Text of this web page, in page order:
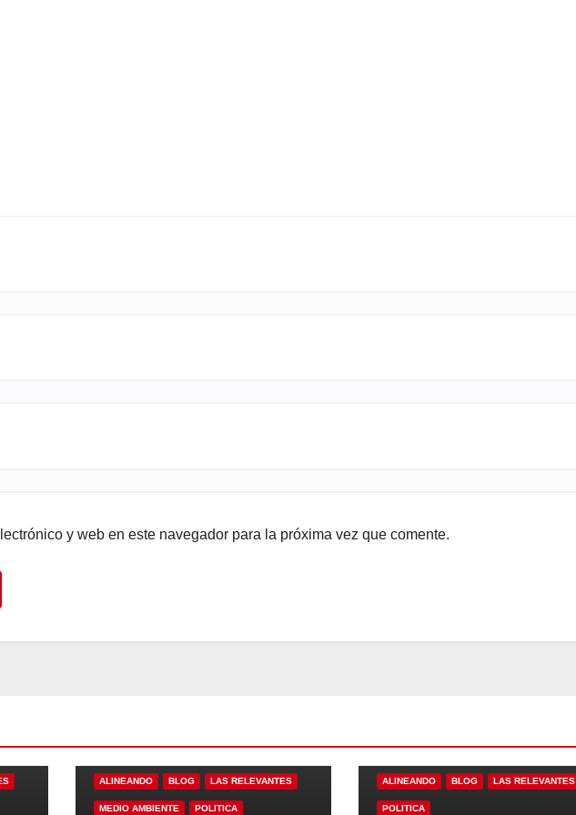
y web en este navegador para la próxima vez que comente.
ALINEANDO BLOG LAS RELEVANTES
MEDIO AMBIENTE POLITICA
ALINEANDO BLOG LAS RELEVANTES
POLITICA